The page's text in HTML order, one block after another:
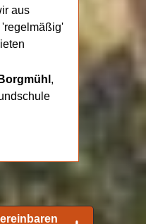
aus
,